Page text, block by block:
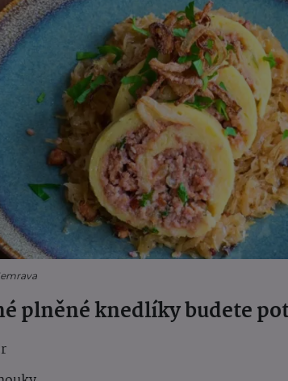
plněné knedlíky budete